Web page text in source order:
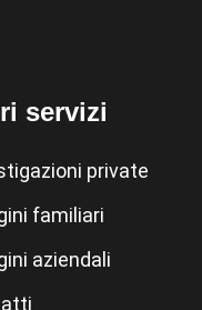
servizi
private
familiari
aziendali